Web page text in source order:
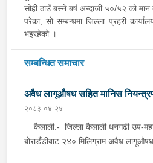
सोही ठाउँ बस्ने बर्ष अन्दाजी ५०/५२ को
परेका, सो सम्बन्धमा जिल्ला प्रहरी
भइरहेको ।
सम्बन्धित समाचार
अवैध लागूऔषध सहित मानिस
२०८३-०४-२४
कैलाली:- जिल्ला कैलाली धनगढी उप-
बोराडँडीबाट २४० मिलिग्राम अवैध